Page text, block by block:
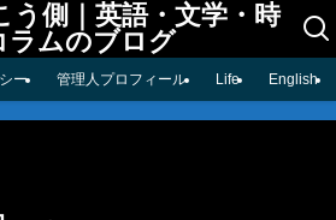
う側｜英語・文学・時
ラムのブログ
ー 管理人プロフィール Life English